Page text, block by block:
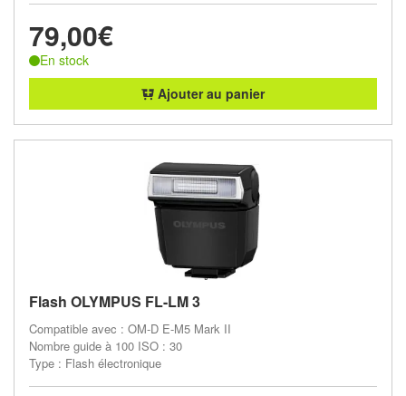
79,00€
En stock
Ajouter au panier
Flash OLYMPUS FL-LM 3
Compatible avec : OM-D E-M5 Mark II
Nombre guide à 100 ISO : 30
Type : Flash électronique